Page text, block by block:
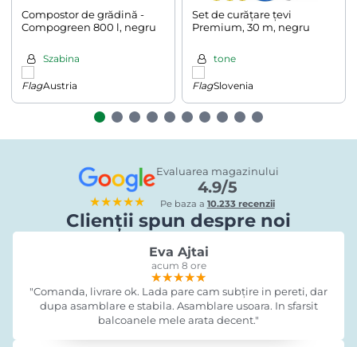
Compostor de grădină -
Compogreen 800 l, negru
Szabina
Austria
Set de curățare țevi
Premium, 30 m, negru
tone
Slovenia
★★★★★
Evaluarea magazinului
4.9/5
Pe baza a 10.233 recenzii
Clienții spun despre noi
Eva Ajtai
acum 8 ore
★★★★★
★★★★★
★★★★★
"Comanda, livrare ok. Lada pare cam subțire in pereti, dar
dupa asamblare e stabila. Asamblare usoara. In sfarsit
balcoanele mele arata decent."